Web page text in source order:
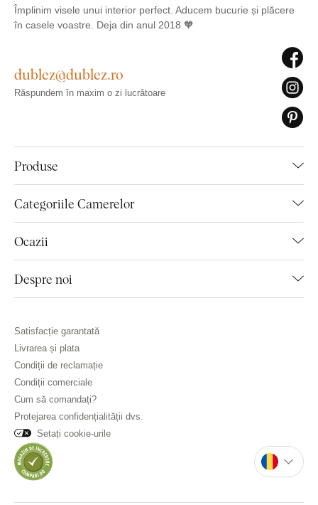
Împlinim visele unui interior perfect. Aducem bucurie și plăcere
în casele voastre. Deja din anul 2018 🧡
Produse
Categoriile Camerelor
Ocazii
Despre noi
dublez@dublez.ro
Răspundem în maxim o zi lucrătoare
Satisfacție garantată
Livrarea și plata
Condiții de reclamație
Condiții comerciale
Cum să comandați?
Protejarea confidențialității dvs.
Setați cookie-urile